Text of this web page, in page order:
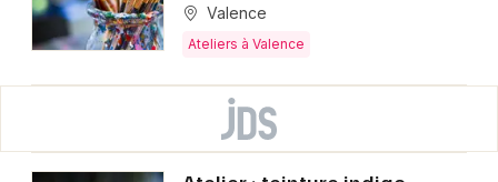
Valence
Ateliers à Valence